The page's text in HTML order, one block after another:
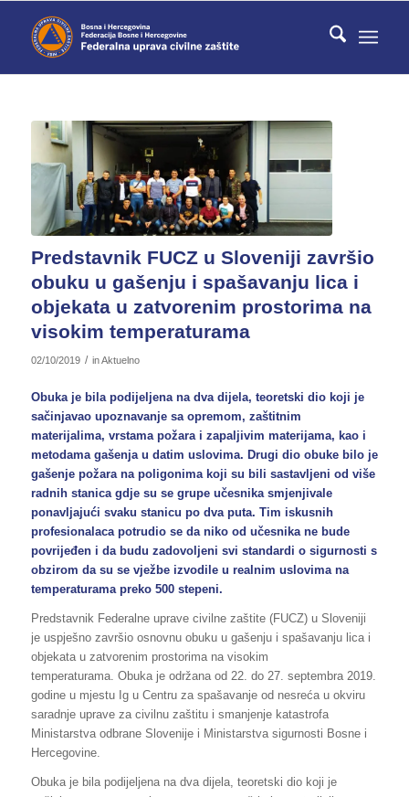
Predstavnik FUCZ u Sloveniji završio
obuku u gašenju i spašavanju lica i
objekata u zatvorenim prostorima na
visokim temperaturama
02/10/2019 / inAktuelno
Obuka je bila podijeljena na dva dijela, teoretski dio koji je
sačinjavao upoznavanje sa opremom, zaštitnim
materijalima, vrstama požara i zapaljivim materijama, kao i
metodama gašenja u datim uslovima. Drugi dio obuke bilo je
gašenje požara na poligonima koji su bili sastavljeni od više
radnih stanica gdje su se grupe učesnika smjenjivale
ponavljajući svaku stanicu po dva puta. Tim iskusnih
profesionalaca potrudio se da niko od učesnika ne bude
povrijeđen i da budu zadovoljeni svi standardi o sigurnosti s
obzirom da su se vježbe izvodile u realnim uslovima na
temperaturama preko 500 stepeni.
Predstavnik Federalne uprave civilne zaštite (FUCZ) u Sloveniji
je uspješno završio osnovnu obuku u gašenju i spašavanju lica i
objekata u zatvorenim prostorima na visokim
temperaturama. Obuka je održana od 22. do 27. septembra 2019.
godine u mjestu Ig u Centru za spašavanje od nesreća u okviru
saradnje uprave za civilnu zaštitu i smanjenje katastrofa
Ministarstva odbrane Slovenije i Ministarstva sigurnosti Bosne i
Hercegovine.
Obuka je bila podijeljena na dva dijela, teoretski dio koji je